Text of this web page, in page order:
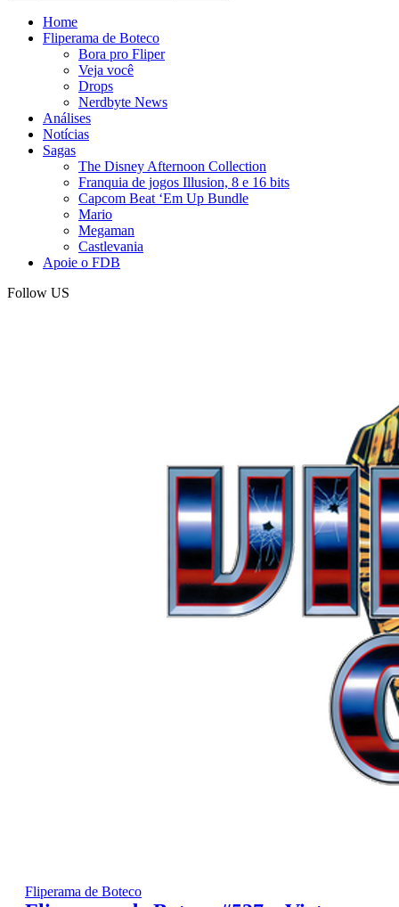
Home
Fliperama de Boteco
Bora pro Fliper
Veja você
Drops
Nerdbyte News
Análises
Notícias
Sagas
The Disney Afternoon Collection
Franquia de jogos Illusion, 8 e 16 bits
Capcom Beat ‘Em Up Bundle
Mario
Megaman
Castlevania
Apoie o FDB
Follow US
Fliperama de Boteco